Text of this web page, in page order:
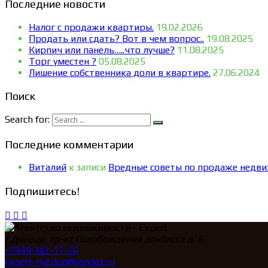
Последние новости
Налог с продажи квартиры. 19.02.2026
Продать или сдать? Вот в чем вопрос.. 19.08.2025
Кирпич или панель…..что лучше? 11.08.2025
Торг уместен ? 05.08.2025
Лишение собственника доли в квартире. 27.06.2024
Поиск
Search for:
Последние комментарии
Виталий к записи Вредные советы по продаже
Подпишитесь!
+7949 342-17-76
expert-m2.don@yandex.ru